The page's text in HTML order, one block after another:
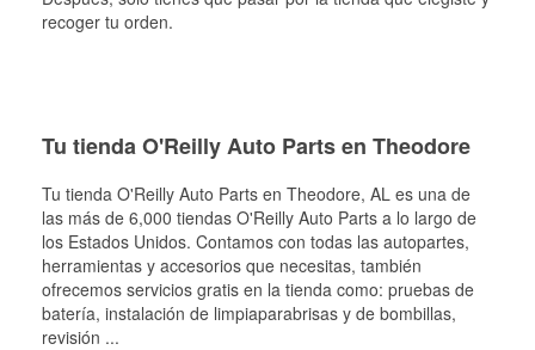
recoger tu orden.
Tu tienda O'Reilly Auto Parts en Theodore
Tu tienda O'Reilly Auto Parts en Theodore, AL es una de
las más de 6,000 tiendas O'Reilly Auto Parts a lo largo de
los Estados Unidos. Contamos con todas las autopartes,
herramientas y accesorios que necesitas, también
ofrecemos servicios gratis en la tienda como: pruebas de
batería, instalación de limpiaparabrisas y de bombillas,
revisión ...